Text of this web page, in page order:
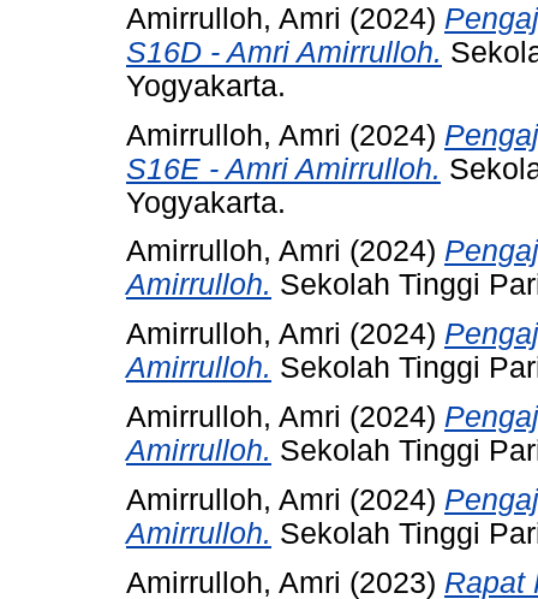
Amirrulloh, Amri (2024)
S16D - Amri Amirrulloh.
Yogyakarta.
Amirrulloh, Amri (2024)
S16E - Amri Amirrulloh.
Yogyakarta.
Amirrulloh, Amri (2024)
Amirrulloh. Sekolah Tinggi
Amirrulloh, Amri (2024)
Amirrulloh. Sekolah Tinggi
Amirrulloh, Amri (2024)
Amirrulloh. Sekolah Tinggi
Amirrulloh, Amri (2024)
Amirrulloh. Sekolah Tinggi
Amirrulloh, Amri (2023) Rapat